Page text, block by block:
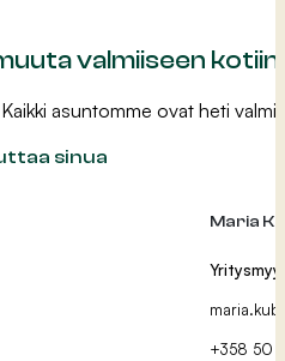
valmiiseen kotiin
asuntomme ovat heti
sinua
Maria
+358 50